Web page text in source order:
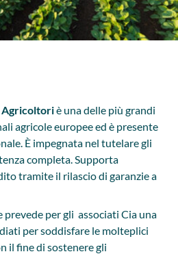
Agricoltoriè una delle più grandi
agricole europee ed è presente
È impegnata nel tutelare gli
completa. Supporta
tramite il rilascio di garanzie a
per gli associati Cia una
per soddisfare le molteplici
il fine di sostenere gli